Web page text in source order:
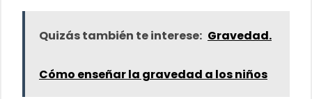
Quizás también te interese: Gravedad.
Cómo enseñar la gravedad a los niños